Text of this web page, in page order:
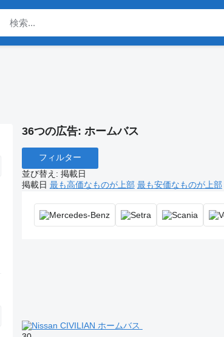
36つの広告: ホームバス
フィルター
並び替え : 掲載日
掲載日 最も高価なものが上部 最も安価なものが上部